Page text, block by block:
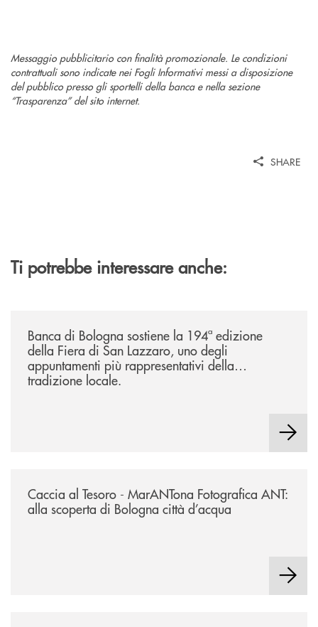
Messaggio pubblicitario con finalità promozionale. Le condizioni
contrattuali sono indicate nei Fogli Informativi messi a disposizione
del pubblico presso gli sportelli della banca e nella sezione
“Trasparenza” del sito internet.
SHARE
Ti potrebbe interessare anche:
Banca di Bologna sostiene la 194ª edizione
della Fiera di San Lazzaro, uno degli
appuntamenti più rappresentativi della
tradizione locale.
Caccia al Tesoro - MarANTona Fotografica ANT:
alla scoperta di Bologna città d’acqua